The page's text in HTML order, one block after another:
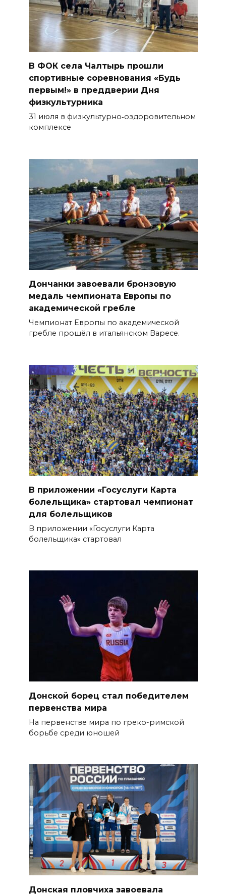
В ФОК села Чалтырь прошли
спортивные соревнования «Будь
первым!» в преддверии Дня
физкультурника
31 июля в физкультурно‑оздоровительном
комплексе
Дончанки завоевали бронзовую
медаль чемпионата Европы по
академической гребле
Чемпионат Европы по академической
гребле прошёл в итальянском Варесе.
В приложении «Госуслуги Карта
болельщика» стартовал чемпионат
для болельщиков
В приложении «Госуслуги Карта
болельщика» стартовал
Донской борец стал победителем
первенства мира
На первенстве мира по греко-римской
борьбе среди юношей
Донская пловчиха завоевала